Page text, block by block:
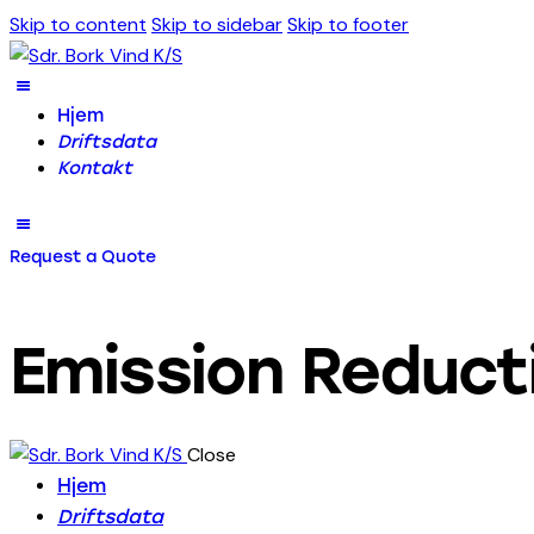
Skip to content Skip to sidebarSkip to footer
Hjem
Driftsdata
Kontakt
Request a Quote
Emission
Close
Hjem
Driftsdata